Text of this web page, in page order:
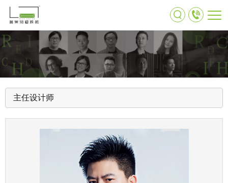
主任设计师